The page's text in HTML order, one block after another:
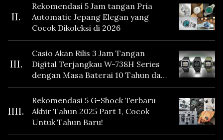
II.
Rekomendasi 5 Jam tangan Pria
Automatic Jepang Elegan yang
Cocok Dikoleksi di 2026
III.
Casio Akan Rilis 3 Jam Tangan
Digital Terjangkau W-738H Series
dengan Masa Baterai 10 Tahun dan
Fitur Vibration
IIII.
Rekomendasi 5 G-Shock Terbaru
Akhir Tahun 2025 Part 1, Cocok
Untuk Tahun Baru!